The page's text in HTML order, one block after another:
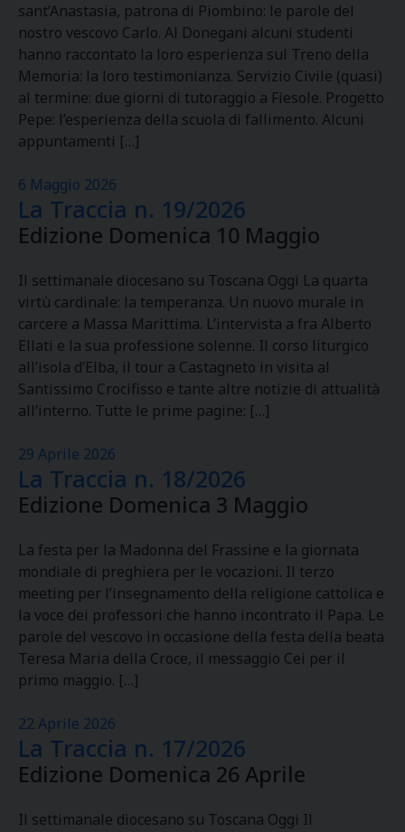
sant’Anastasia, patrona di Piombino: le parole del
nostro vescovo Carlo. Al Donegani alcuni studenti
hanno raccontato la loro esperienza sul Treno della
Memoria: la loro testimonianza. Servizio Civile (quasi)
al termine: due giorni di tutoraggio a Fiesole. Progetto
Pepe: l’esperienza della scuola di fallimento. Alcuni
appuntamenti […]
6 Maggio 2026
La Traccia n. 19/2026
Edizione Domenica 10 Maggio
Il settimanale diocesano su Toscana Oggi La quarta
virtù cardinale: la temperanza. Un nuovo murale in
carcere a Massa Marittima. L’intervista a fra Alberto
Ellati e la sua professione solenne. Il corso liturgico
all’isola d’Elba, il tour a Castagneto in visita al
Santissimo Crocifisso e tante altre notizie di attualità
all’interno. Tutte le prime pagine: […]
29 Aprile 2026
La Traccia n. 18/2026
Edizione Domenica 3 Maggio
La festa per la Madonna del Frassine e la giornata
mondiale di preghiera per le vocazioni. Il terzo
meeting per l’insegnamento della religione cattolica e
la voce dei professori che hanno incontrato il Papa. Le
parole del vescovo in occasione della festa della beata
Teresa Maria della Croce, il messaggio Cei per il
primo maggio. […]
22 Aprile 2026
La Traccia n. 17/2026
Edizione Domenica 26 Aprile
Il settimanale diocesano su Toscana Oggi Il